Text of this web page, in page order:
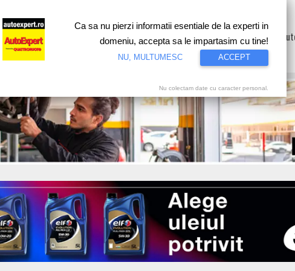
Test drive Motorsport Proiecte speciale Video
Ca sa nu pierzi informatii esentiale de la experti in
domeniu, accepta sa le impartasim cu tine!
NU, MULTUMESC ACCEPT
Nu colectam date cu caracter personal.